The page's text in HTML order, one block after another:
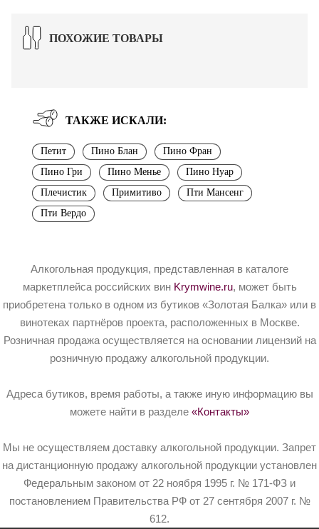
ПОХОЖИЕ ТОВАРЫ
ТАКЖЕ ИСКАЛИ:
Петит Пино Блан
Пино Фран
Пино Гри
Пино Менье
Пино Нуар
Плечистик
Примитиво
Пти Мансенг
Пти Вердо
Алкогольная продукция, представленная в каталоге
маркетплейса российских вин Krymwine.ru, может быть
приобретена только в одном из бутиков «Золотая Балка» или в
винотеках партнёров проекта, расположенных в Москве.
Розничная продажа осуществляется на основании лицензий на
розничную продажу алкогольной продукции.
Адреса бутиков, время работы, а также иную информацию вы
можете найти в разделе «Контакты»
Мы не осуществляем доставку алкогольной продукции. Запрет
на дистанционную продажу алкогольной продукции установлен
Федеральным законом от 22 ноября 1995 г. № 171-ФЗ и
постановлением Правительства РФ от 27 сентября 2007 г. №
612.